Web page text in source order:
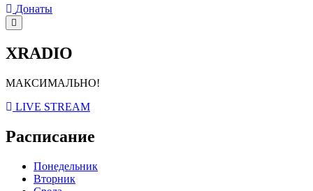
Донаты
XRADIO
МАКСИМАЛЬНО!
LIVE STREAM
Расписание
Понедельник
Вторник